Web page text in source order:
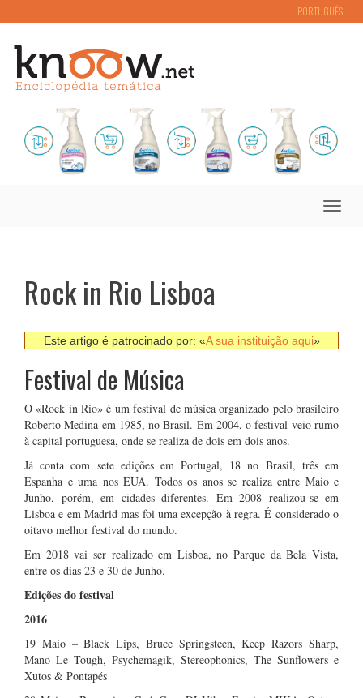
PORTUGUÊS
Toggle
Rock in Rio Lisboa
Este artigo é patrocinado por: «A sua instituição aqui»
Festival de Música
O «Rock in Rio» é um festival de música organizado pelo brasileiro
Roberto Medina em 1985, no Brasil. Em 2004, o festival veio rumo
à capital portuguesa, onde se realiza de dois em dois anos.
Já conta com sete edições em Portugal, 18 no Brasil, três em
Espanha e uma nos EUA. Todos os anos se realiza entre Maio e
Junho, porém, em cidades diferentes. Em 2008 realizou-se em
Lisboa e em Madrid mas foi uma excepção à regra. É considerado o
oitavo melhor festival do mundo.
Em 2018 vai ser realizado em Lisboa, no Parque da Bela Vista,
entre os dias 23 e 30 de Junho.
Edições do festival
2016
19 Maio – Black Lips, Bruce Springsteen, Keep Razors Sharp,
Mano Le Tough, Psychemagik, Stereophonics, The Sunflowers e
Xutos & Pontapés